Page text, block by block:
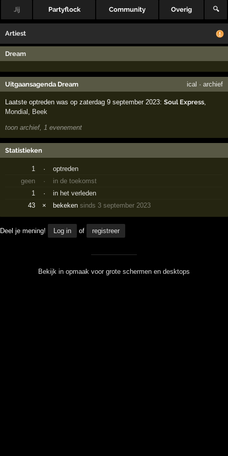
Jij Partyflock Community Overig 🔍
Artiest
Dream
Uitgaansagenda Dream ical · archief
Laatste optreden was op zaterdag 9 september 2023:Soul Express
Mondial
Beek
toon archief, 1 evenement
Statistieken
1 ·
optreden
geen
·
in de toekomst
1
·
in het verleden
43
× bekekensinds 3 september 2023
Deel je mening! Log in of registreer
Bekijk in opmaak voor grote schermen en desktops